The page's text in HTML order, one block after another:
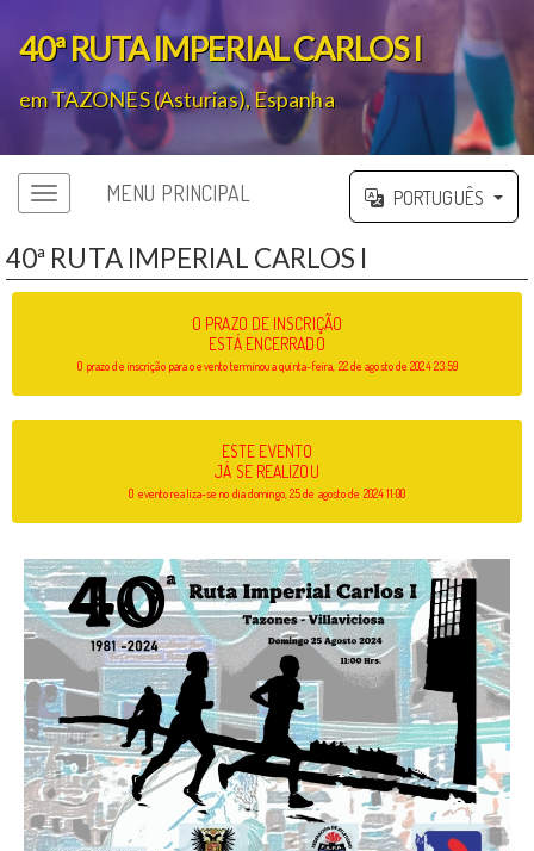
40ª RUTA IMPERIAL CARLOS I
em TAZONES (Asturias), Espanha
MENU PRINCIPAL PORTUGUÊS
40ª RUTA IMPERIAL CARLOS I
O PRAZO DE INSCRIÇÃO
ESTÁ ENCERRADO
O prazo de inscrição para o evento terminou a quinta-feira, 22 de agosto de 2024 23:59
ESTE EVENTO
JÁ SE REALIZOU
O evento realiza-se no dia domingo, 25 de agosto de 2024 11:00